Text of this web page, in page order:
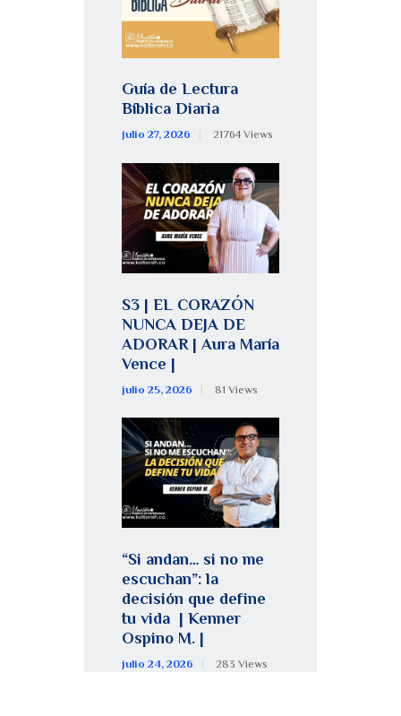
Guía de Lectura
Bíblica Diaria
julio 27, 2026 21764 Views
S3 | EL CORAZÓN
NUNCA DEJA DE
ADORAR | Aura María
Vence |
julio 25, 2026 81 Views
“Si andan… si no me
escuchan”: la
decisión que define
tu vida | Kenner
Ospino M. |
julio 24, 2026 283 Views